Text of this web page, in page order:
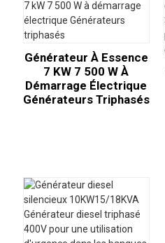
Générateur À Essence
7 KW 7 500 W À
Démarrage Électrique
Générateurs Triphasés